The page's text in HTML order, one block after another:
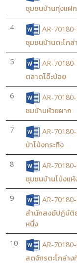
ชุมชนบ้านทุ่งแฝก
4
AR-
ชุมชนบ้านตะโกล่
5
AR-
ตลาดโอ๊ะป่อย
6
AR-
ชมบ้านห้วยผาก
7
AR-
ป่าโป่งกระทิง
8
AR-
ชุมชนบ้านโป่งแห้
9
AR-
สำนักสงฆ์ปฏิบัติ
หนึ่ง
10
AR-
สตจักรตะโกล่าง